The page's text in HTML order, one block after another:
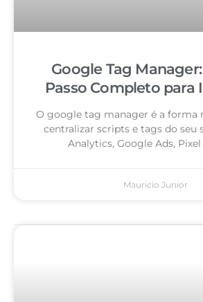
Google Tag
Passo Completo para
O google tag manager é a forma
centralizar scripts e tags do seu
Analytics, Google Ads,
Mauricio Junior